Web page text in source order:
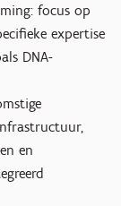
focus op
expertise
DNA-
en